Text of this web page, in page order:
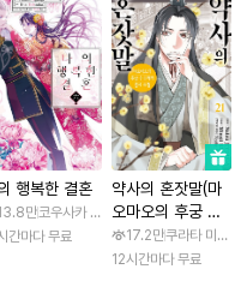
행복한 결혼
만코우사카 리토 / 아기토기 아쿠미
간마다 무료
약사의 혼잣말(마
오마오의 후궁 수
수께끼 풀이수첩)
17.2만쿠라타 미노
12시간마다 무료